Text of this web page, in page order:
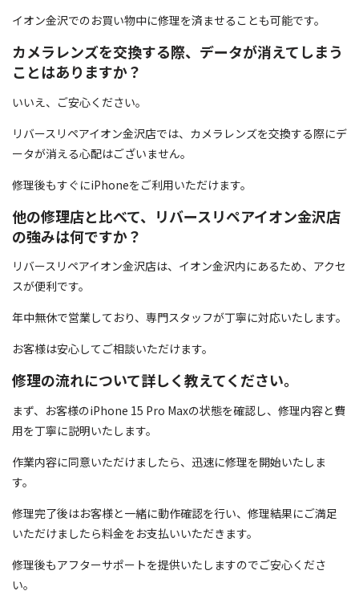
イオン金沢でのお買い物中に修理を済ませることも可能です。
カメラレンズを交換する際、データが消えてしまう
ことはありますか？
いいえ、ご安心ください。
リバースリペアイオン金沢店では、カメラレンズを交換する際にデ
ータが消える心配はございません。
修理後もすぐにiPhoneをご利用いただけます。
他の修理店と比べて、リバースリペアイオン金沢店
の強みは何ですか？
リバースリペアイオン金沢店は、イオン金沢内にあるため、アクセ
スが便利です。
年中無休で営業しており、専門スタッフが丁寧に対応いたします。
お客様は安心してご相談いただけます。
修理の流れについて詳しく教えてください。
まず、お客様のiPhone 15 Pro Maxの状態を確認し、修理内容と費
用を丁寧に説明いたします。
作業内容に同意いただけましたら、迅速に修理を開始いたしま
す。
修理完了後はお客様と一緒に動作確認を行い、修理結果にご満足
いただけましたら料金をお支払いいただきます。
修理後もアフターサポートを提供いたしますのでご安心くださ
い。